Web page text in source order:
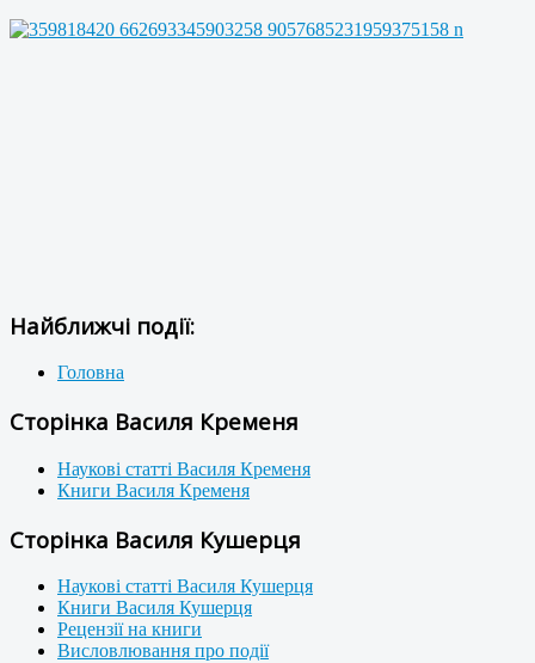
Найближчі події:
Головна
Сторінка Василя Кременя
Наукові статті Василя Кременя
Книги Василя Кременя
Сторінка Василя Кушерця
Наукові статті Василя Кушерця
Книги Василя Кушерця
Рецензії на книги
Висловлювання про події